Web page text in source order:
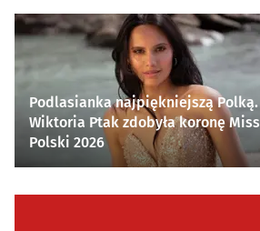
Podlasianka najpiękniejszą Polką.
Wiktoria Ptak zdobyła koronę Miss
Polski 2026